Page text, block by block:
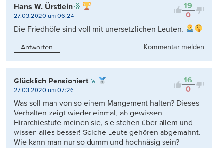
19
0
Hans W. Ürstlein
27.03.2020 um 06:24
Die Friedhöfe sind voll mit unersetzlichen Leuten.
Antworten Kommentar melden
16
0
Glücklich Pensioniert
27.03.2020 um 07:26
Was soll man von so einem Mangement halten? Dieses
Verhalten zeigt wieder einmal, ab gewissen
Hirarchiestufe meinen sie, sie stehen über allem und
wissen alles besser! Solche Leute gehören abgemahnt.
Wie kann man nur so dumm und hochnäsig sein?